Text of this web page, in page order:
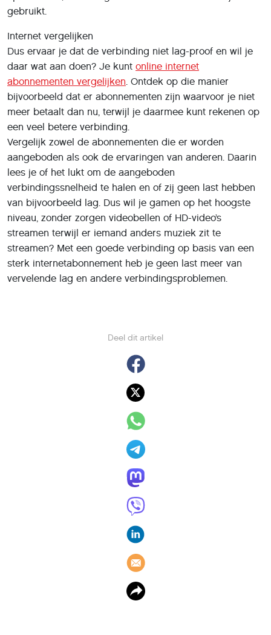
Deel dit artikel
gebruikt.
Internet vergelijken
Dus ervaar je dat de verbinding niet lag-proof en wil je
daar wat aan doen? Je kunt online internet
abonnementen vergelijken. Ontdek op die manier
bijvoorbeeld dat er abonnementen zijn waarvoor je niet
meer betaalt dan nu, terwijl je daarmee kunt rekenen op
een veel betere verbinding.
Vergelijk zowel de abonnementen die er worden
aangeboden als ook de ervaringen van anderen. Daarin
lees je of het lukt om de aangeboden
verbindingssnelheid te halen en of zij geen last hebben
van bijvoorbeeld lag. Dus wil je gamen op het hoogste
niveau, zonder zorgen videobellen of HD-video’s
streamen terwijl er iemand anders muziek zit te
streamen? Met een goede verbinding op basis van een
sterk internetabonnement heb je geen last meer van
vervelende lag en andere verbindingsproblemen.